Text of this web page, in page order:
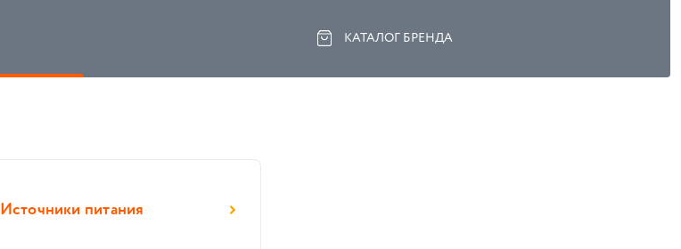
КАТАЛОГ БРЕНДА
Источники питания